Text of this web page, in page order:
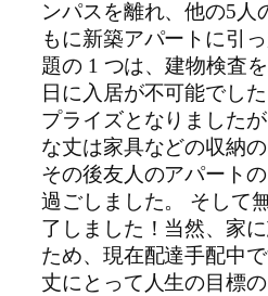
ンパスを離れ、他の5人
もに新築アパートに引
題の 1 つは、建物検査
日に入居が不可能でし
プライズとなりました
な丈は家具などの収納
その後友人のアパート
過ごしました。 そして
了しました！当然、家
ため、現在配達手配中
丈にとって人生の目標